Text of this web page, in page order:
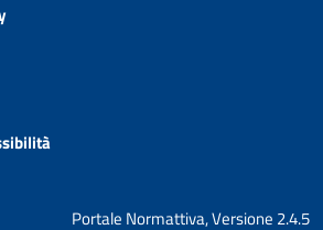
Portale Normattiva, Versione 2.4.5